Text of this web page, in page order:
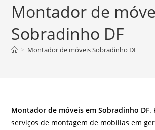
Montador de
Sobradinho DF
> Montador de móveis Sobradinho DF
Montador de móveis em Sobradinho DF.
serviços de montagem de mobílias em